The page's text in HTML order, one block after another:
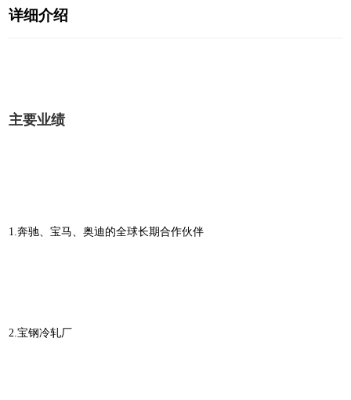
详细介绍
主要业绩
1.奔驰、宝马、奥迪的全球长期合作伙伴
2.宝钢冷轧厂